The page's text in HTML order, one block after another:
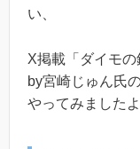
い、
X掲載「ダイモの
by宮崎じゅん氏
やってみました